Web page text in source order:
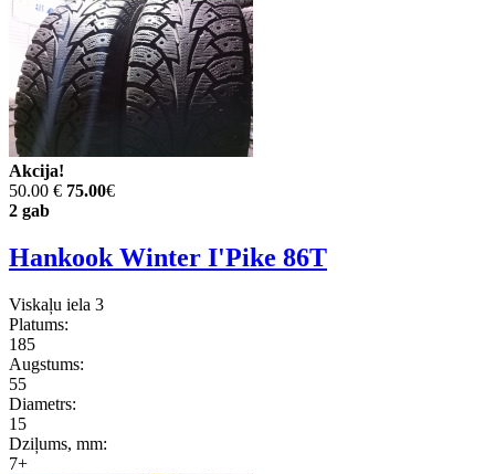
Akcija!
50.00 € 75.00€
2 gab
Hankook Winter I'Pike 86T
Viskaļu iela 3
Platums:
185
Augstums:
55
Diametrs:
15
Dziļums, mm:
7+